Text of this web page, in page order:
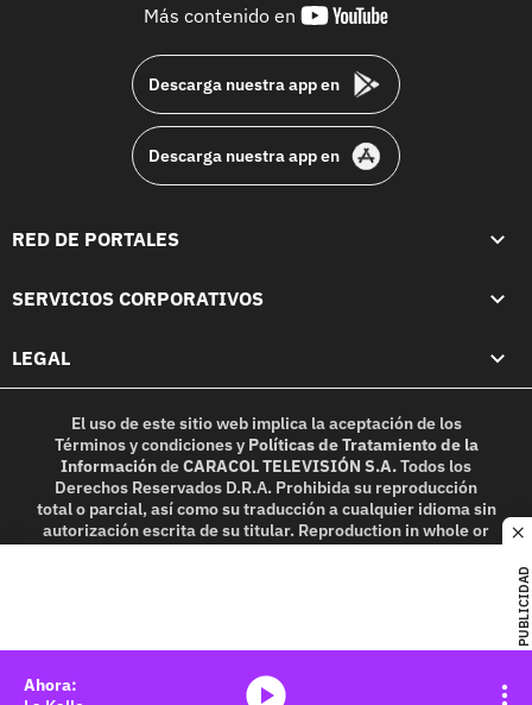
PUBLICIDAD
Más contenido en
youtube-
Descarga nuestra app en
Descarga nuestra app en
RED DE PORTALES
SERVICIOS CORPORATIVOS
LEGAL
El uso de este sitio web implica la aceptación de los
Términos y condicionesy Políticas de Tratamiento de la
InformacióndeCARACOL TELEVISIÓN S.A.Todos los
Derechos Reservados D.R.A. Prohibida su reproducción
total o parcial, así como su traducción a cualquier idioma sin
autorización escrita de su titular. Reproduction in whole or
in part, or translation without written permission is